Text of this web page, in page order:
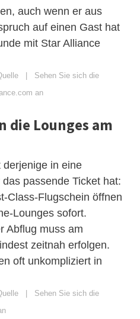
auch wenn er aus
auf einen Gast hat
mit Star Alliance
| Sehen Sie sich die
an
die Lounges am
in eine
passende Ticket hat:
Class-Flugschein öffnen
Lounges sofort.
Abflug muss am
zeitnah erfolgen.
oft unkompliziert in
| Sehen Sie sich die